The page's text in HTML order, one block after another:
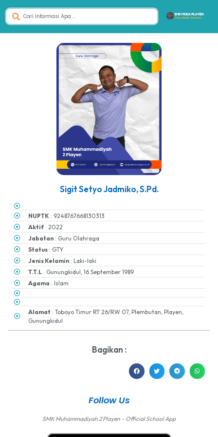
Sigit Setyo Jadmiko, S.Pd.
NUPTK : 9248767668130313
Aktif : 2022
Jabatan : Guru Olahraga
Status : GTY
Jenis Kelamin : Laki-laki
T.T.L : Gunungkidul, 16 September 1989
Agama : Islam
Alamat : Toboyo Timur RT 26/RW 07, Plembutan, Playen,
Gunungkidul
Bagikan :
Follow Us
SMK Muhammadiyah 2 Playen – Official School App